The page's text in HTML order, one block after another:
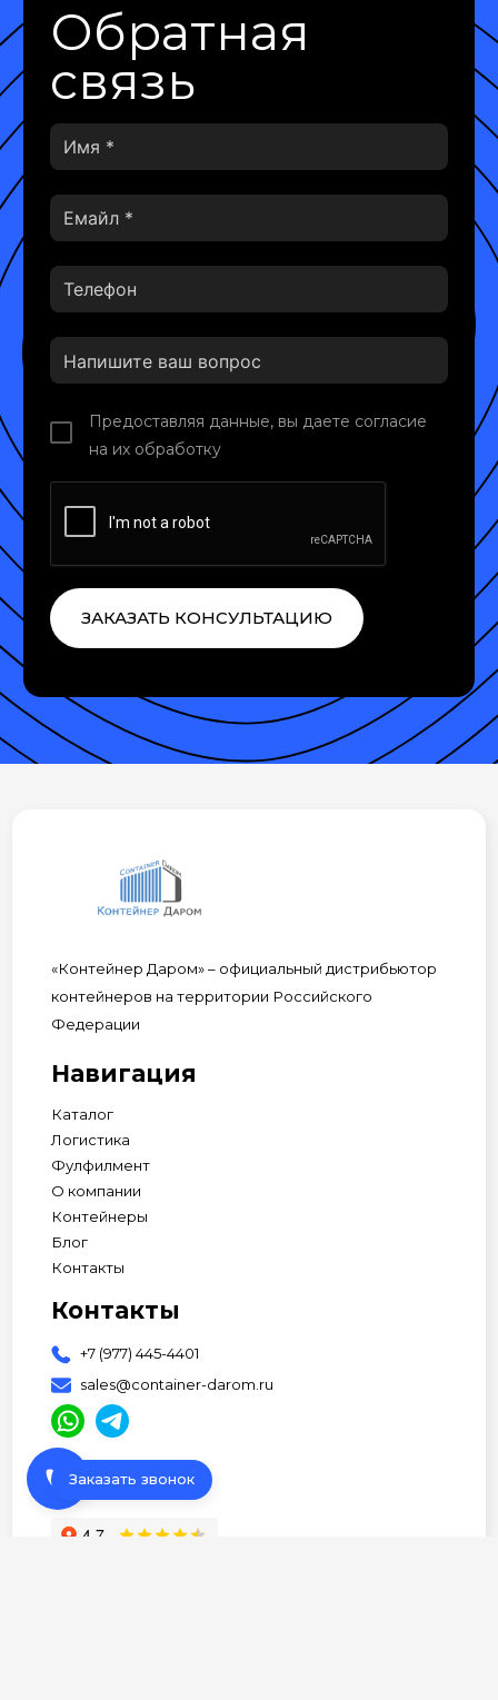
phone
Обратная
связь
Предоставляя данные, вы даете согласие
на их обработку
ЗАКАЗАТЬ КОНСУЛЬТАЦИЮ
«Контейнер Даром» – официальный дистрибьютор
контейнеров на территории Российского
Федерации
Навигация
Каталог
Логистика
Фулфилмент
О компании
Контейнеры
Блог
Контакты
Контакты
+7 (977) 445-4401
sales@container-darom.ru
Заказать звонок